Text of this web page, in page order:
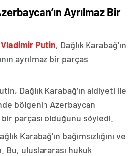
Ayrılmaz Bir
Vladimir Putin, Dağlık Karabağ’ın
ayrılmaz bir parçası
Dağlık Karabağ’ın aidiyeti ile
bölgenin Azerbaycan
bir parçası olduğunu söyledi.
Karabağ’ın bağımsızlığını ve
Bu, uluslararası hukuk